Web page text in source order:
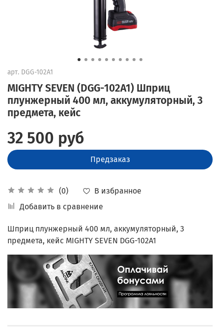
арт. DGG-102A1
MIGHTY SEVEN (DGG-102A1) Шприц
плунжерный 400 мл, аккумуляторный, 3
предмета, кейс
(0)
В избранное
Добавить в сравнение
32 500 руб
Предзаказ
Шприц плунжерный 400 мл, аккумуляторный, 3
предмета, кейс MIGHTY SEVEN DGG-102A1